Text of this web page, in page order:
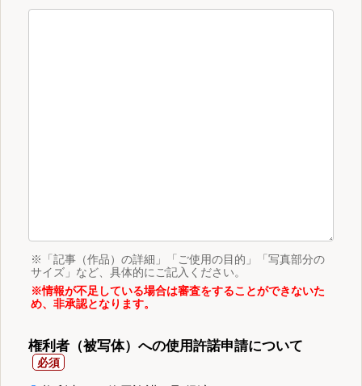
※「記事（作品）の詳細」「ご使用の目的」「写真部分の
サイズ」など、具体的にご記入ください。
※情報が不足している場合は審査をすることができないた
め、非承認となります。
権利者（被写体）への使用許諾申請について